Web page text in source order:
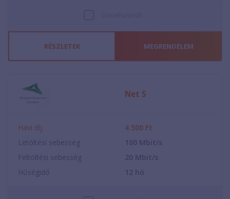
RÉSZLETEK MEGRENDELEM
Net S
Havi díj 4 500 Ft
Letöltési sebesség
100 Mbit/s
Feltöltési sebesség
20 Mbit/s
Hűségidő
12 hó